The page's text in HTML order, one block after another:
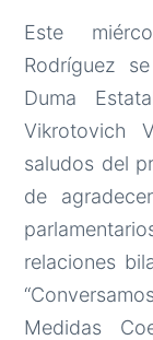
Este
Rodríguez
Duma
Vikrotovich
saludos del
de
relaciones
Medidas